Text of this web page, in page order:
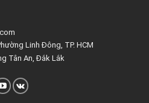
Linh Đông, TP. HCM
Tân An, Đắk Lắk